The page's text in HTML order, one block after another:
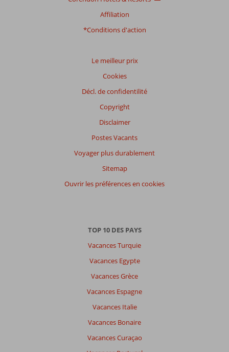
Affiliation
*Conditions d'action
Le meilleur prix
Cookies
Décl. de confidentilité
Copyright
Disclaimer
Postes Vacants
Voyager plus durablement
Sitemap
Ouvrir les préférences en cookies
TOP 10 DES PAYS
Vacances Turquie
Vacances Egypte
Vacances Grèce
Vacances Espagne
Vacances Italie
Vacances Bonaire
Vacances Curaçao